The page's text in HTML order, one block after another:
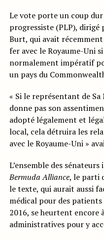
Le vote porte un coup
progressiste (PLP),
Burt, qui avait
fer avec le Royaume-Uni
normalement impératif
un pays du
« Si le représentant de Sa
donne pas son
adopté légalement et
local, cela détruira les
avec le Royaume-Uni »
L’ensemble des
Bermuda Alliance, le parti
le texte, qui aurait aussi
médical pour des
2016, se heurtent encore
administratives pour y